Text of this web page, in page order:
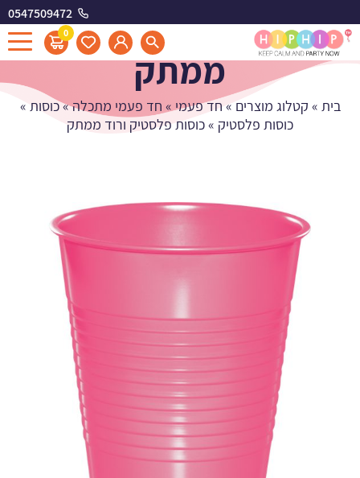
0547509472
0
כוסות פלסטיק ורוד
ממתק
בית » קטלוג מוצרים » חד פעמי» חד פעמי מתכלה»כוסות »
כוסות פלסטיק »כוסות פלסטיק ורוד ממתק